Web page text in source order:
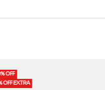
OFF
OFF EXTRA